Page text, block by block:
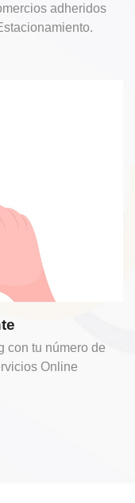
adheridos
con tu número de
Online